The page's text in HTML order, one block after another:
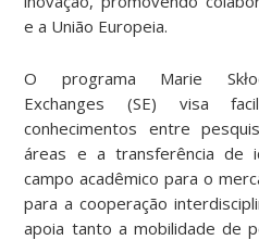
e a União Europeia.
O programa Marie
Exchanges (SE) visa
conhecimentos entre
áreas e a transferência de
campo acadêmico para o
para a cooperação
apoia tanto a mobilidade de